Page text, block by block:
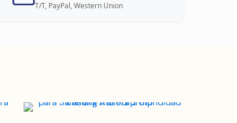
T/T, PayPal, Western Union